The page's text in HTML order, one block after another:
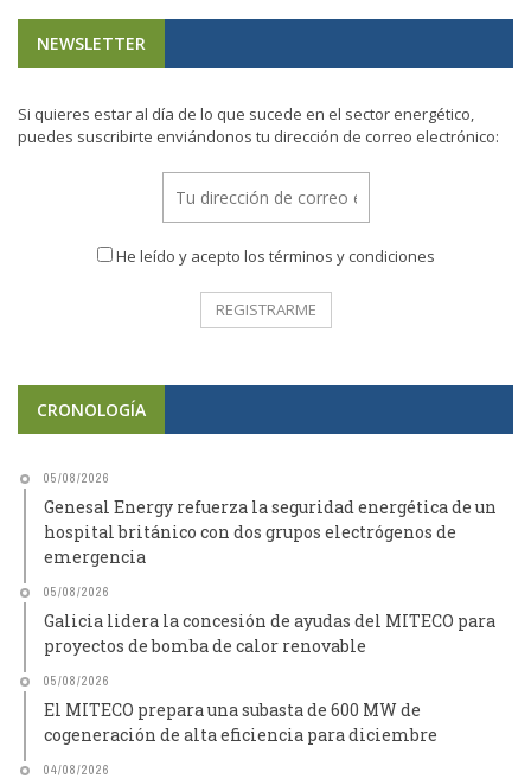
NEWSLETTER
Si quieres estar al día de lo que sucede en el sector energético,
puedes suscribirte enviándonos tu dirección de correo electrónico:
He leído y acepto los términos y condiciones
CRONOLOGÍA
05/08/2026
Genesal Energy refuerza la seguridad energética de un
hospital británico con dos grupos electrógenos de
emergencia
05/08/2026
Galicia lidera la concesión de ayudas del MITECO para
proyectos de bomba de calor renovable
05/08/2026
El MITECO prepara una subasta de 600 MW de
cogeneración de alta eficiencia para diciembre
04/08/2026